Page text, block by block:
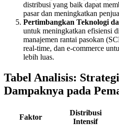
distribusi yang baik dapat
pasar dan meningkatkan
Pertimbangkan Teknologi
untuk meningkatkan efisiensi
manajemen rantai pasokan
real-time, dan e-commerce
lebih luas.
Tabel Analisis:
Dampaknya pada
Faktor
Distribusi
Intensif